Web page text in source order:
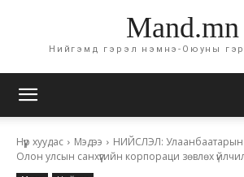
Mand.mn
Нийгэмд гэрэл нэмнэ-Оюуны
Нүүр хуудас Мэдээ
НИЙСЛЭЛ: Улаанбаатарын
Олон улсын санхүүгийн корпораци зөвлөх